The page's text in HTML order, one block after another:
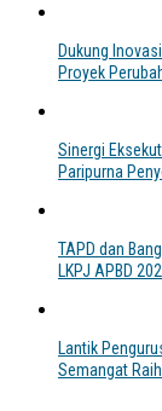
Dukung
Proyek
Sinergi
Paripurna
TAPD dan
LKPJ APBD
Lantik
Semangat